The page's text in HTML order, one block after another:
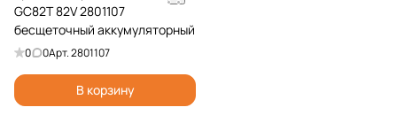
GC82T 82V 2801107
бесщеточный аккумуляторный
0 0Арт.2801107
В корзину